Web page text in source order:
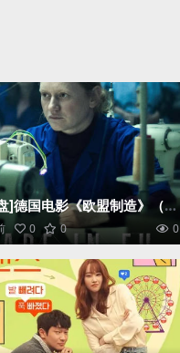
]德国电影《欧盟制造》（2
0 0 0